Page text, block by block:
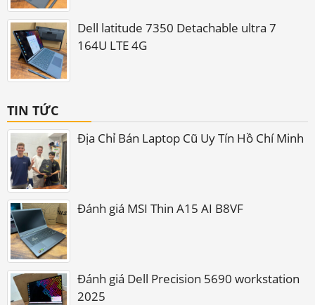
Dell latitude 7350 Detachable ultra 7
164U LTE 4G
TIN TỨC
Địa Chỉ Bán Laptop Cũ Uy Tín Hồ Chí Minh
Đánh giá MSI Thin A15 AI B8VF
Đánh giá Dell Precision 5690 workstation
2025